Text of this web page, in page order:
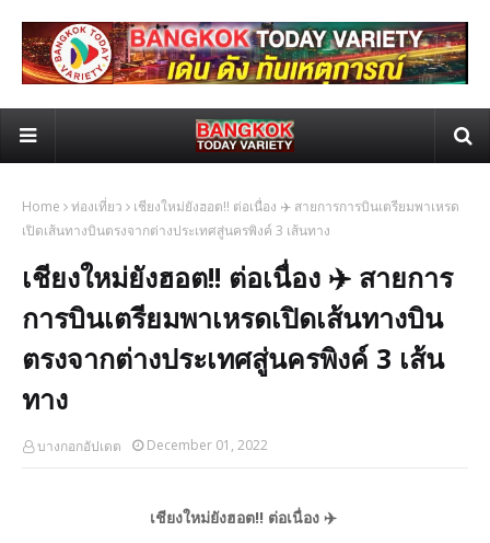
Home ท่องเที่ยว
เชียงใหม่ยังฮอต!! ต่อเนื่อง ✈️ สายการการบินเตรียมพาเหรด
เปิดเส้นทางบินตรงจากต่างประเทศสู่นครพิงค์ 3 เส้นทาง
เชียงใหม่ยังฮอต!! ต่อเนื่อง ✈️ สายการ
การบินเตรียมพาเหรดเปิดเส้นทางบิน
ตรงจากต่างประเทศสู่นครพิงค์ 3 เส้น
ทาง
บางกอกอัปเดต December 01, 2022
เชียงใหม่ยังฮอต!! ต่อเนื่อง ✈️